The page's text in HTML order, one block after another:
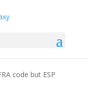
code but ESP